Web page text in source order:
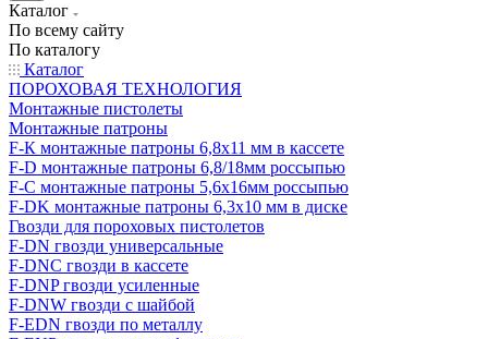
Каталог
По всему сайту
По каталогу
Каталог
ПОРОХОВАЯ ТЕХНОЛОГИЯ
Монтажные пистолеты
Монтажные патроны
F-К монтажные патроны 6,8х11 мм в кассете
F-D монтажные патроны 6,8/18мм россыпью
F-C монтажные патроны 5,6х16мм россыпью
F-DK монтажные патроны 6,3х10 мм в диске
Гвозди для пороховых пистолетов
F-DN гвозди универсальные
F-DNC гвозди в кассете
F-DNP гвозди усиленные
F-DNW гвозди с шайбой
F-EDN гвозди по металлу